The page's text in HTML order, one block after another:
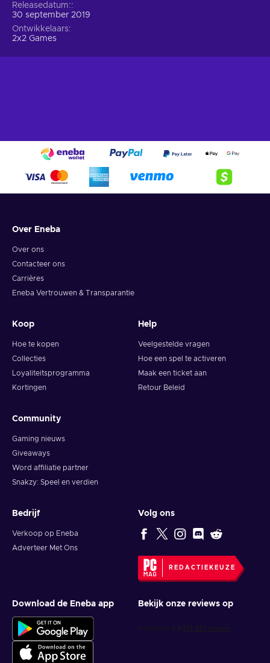
Releasedatum:
30 september 2019
Ontwikkelaars
2x2 Games
Over Eneba
Over ons
Contacteer ons
Carrières
Eneba Vertrouwen & Transparantie
Koop
Hoe te kopen
Collecties
Loyaliteitsprogramma
Kortingen
Help
Veelgestelde vragen
Hoe een spel te activeren
Maak een ticket aan
Retour Beleid
Community
Gaming nieuws
Giveaways
Word affiliatie partner
Snakzy: Speel en verdien
Bedrijf
Verkoop op Eneba
Adverteer Met Ons
Volg ons
REDACTIEKEUZE
Download de Eneba app Bekijk onze reviews op